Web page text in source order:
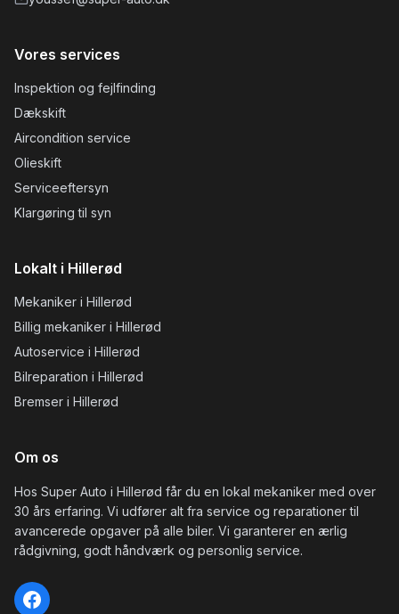
Vores services
Inspektion og fejlfinding
Dækskift
Aircondition service
Olieskift
Serviceeftersyn
Klargøring til syn
Lokalt i Hillerød
Mekaniker i Hillerød
Billig mekaniker i Hillerød
Autoservice i Hillerød
Bilreparation i Hillerød
Bremser i Hillerød
Om os
Hos Super Auto i Hillerød får du en lokal mekaniker med over
30 års erfaring. Vi udfører alt fra service og reparationer til
avancerede opgaver på alle biler. Vi garanterer en ærlig
rådgivning, godt håndværk og personlig service.